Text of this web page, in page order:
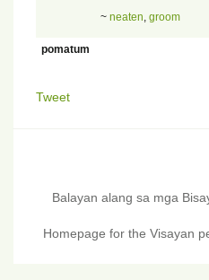
~ neaten groom
pomatum
Tweet
Balayan alang sa mga
Homepage for the Visayan